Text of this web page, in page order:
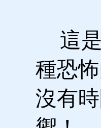
這是
種恐
沒有